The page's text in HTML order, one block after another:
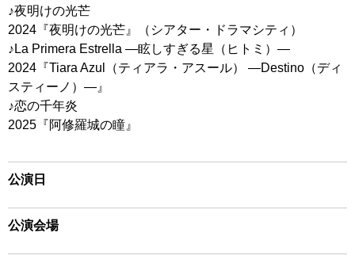
♪夜明けの光芒
2024『夜明けの光芒』（シアター・ドラマシティ）
♪La Primera Estrella ―眩しすぎる星（ヒトミ）―
2024『Tiara Azul（ティアラ・アスール） ―Destino（ディ
スティーノ）―』
♪恋の千年炎
2025『阿修羅城の瞳』
公演日
公演会場